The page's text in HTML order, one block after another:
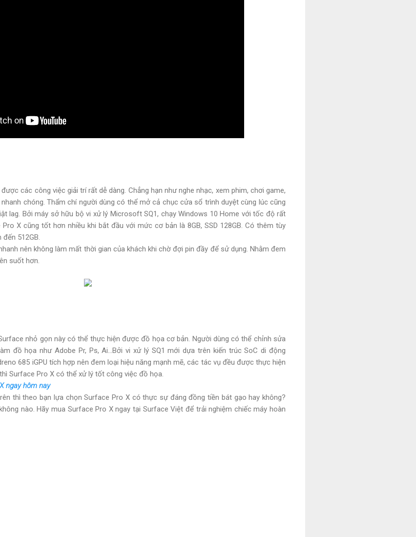
các công việc giải trí rất dễ dàng. Chẳng hạn như nghe nhạc, xem phim, chơi game,
chóng. Thẩm chí người dùng có thể mở cả chục cửa sổ trình duyệt cùng lúc cũng
lag. Bởi máy sở hữu bộ vi xử lý Microsoft SQ1, chạy Windows 10 Home với tốc độ rất
X cũng tốt hơn nhiều khi bắt đầu với mức cơ bản là 8GB, SSD 128GB. Có thêm tùy
đến 512GB.
nên không làm mất thời gian của khách khi chờ đợi pin đầy để sử dụng. Nhằm đem
suốt hơn.
nhỏ gọn này có thể thực hiện được đồ họa cơ bản. Người dùng có thể chỉnh sửa
đồ họa như Adobe Pr, Ps, Ai...Bởi vi xử lý SQ1 mới dựa trên kiến ​​trúc SoC di động
685 iGPU tích hợp nên đem loại hiệu năng mạnh mẽ, các tác vụ đều được thực hiện
Surface Pro X có thể xử lý tốt công việc đồ họa.
ngay hôm nay
thì theo bạn lựa chọn Surface Pro X có thực sự đáng đồng tiền bát gạo hay không?
nào. Hãy mua Surface Pro X ngay tại Surface Việt để trải nghiệm chiếc máy hoàn